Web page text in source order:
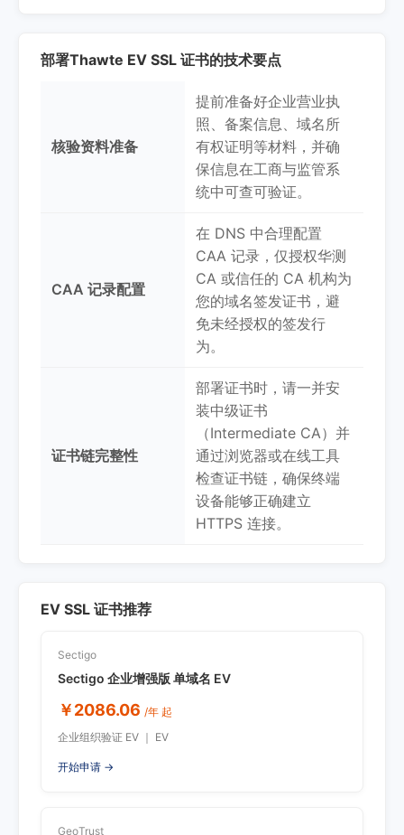
部署Thawte EV SSL 证书的技术要点
核验资料准备
提前准备好企业营业执
照、备案信息、域名所
有权证明等材料，并确
保信息在工商与监管系
统中可查可验证。
CAA 记录配置
在 DNS 中合理配置
CAA 记录，仅授权华测
CA 或信任的 CA 机构为
您的域名签发证书，避
免未经授权的签发行
为。
证书链完整性
部署证书时，请一并安
装中级证书
（Intermediate CA）并
通过浏览器或在线工具
检查证书链，确保终端
设备能够正确建立
HTTPS 连接。
EV SSL 证书推荐
Sectigo
Sectigo 企业增强版 单域名 EV
￥2086.06 /年 起
企业组织验证 EV ｜ EV
开始申请 →
GeoTrust